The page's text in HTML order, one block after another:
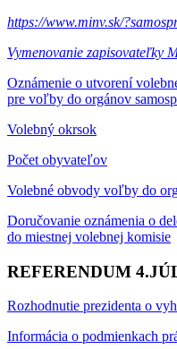
https://www.minv.sk/
Vymenovanie zapisovateľky
Oznámenie o utvorení
pre voľby do orgánov
Volebný okrsok
Počet obyvateľov
Volebné obvody voľby do
Doručovanie oznámenia o
do miestnej volebnej komisie
REFERENDUM
Rozhodnutie prezidenta o
Informácia o podmienkach